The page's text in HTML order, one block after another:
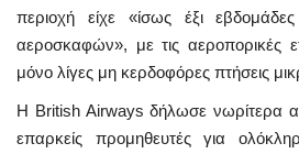
περιοχή είχε «ίσως έξι
αεροσκαφών», με τις αεροπορικές
μόνο λίγες μη κερδοφόρες πτήσεις
Η British Airways δήλωσε νωρίτερα
επαρκείς προμηθευτές για